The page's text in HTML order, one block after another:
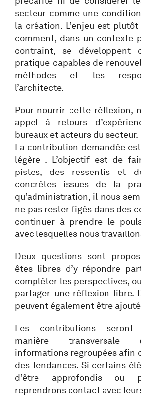
secteur comme une
la création. L’enjeu est
comment, dans un contexte
contraint, se développent
pratique capables de
méthodes et les
l’architecte.
Pour nourrir cette réflexion,
appel à retours
bureaux et acteurs du secteur.
La contribution demandée
légère . L’objectif est de
pistes, des ressentis et
concrètes issues de la
qu’administration, il nous
ne pas rester figés dans des
continuer à prendre le
avec lesquelles nous
Deux questions sont
êtes libres d’y répondre
compléter les perspectives,
partager une réflexion libre.
peuvent également être
Les contributions seront
manière transversale
informations regroupées afin
des tendances. Si certains
d’être approfondis ou
reprendrons contact avec